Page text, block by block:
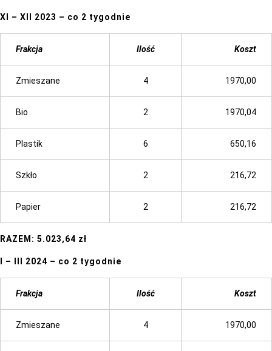
XI – XII 2023 – co 2 tygodnie
Frakcja Ilość Koszt
Zmieszane 4 1970,00
Bio 2 1970,04
Plastik 6 650,16
Szkło 2 216,72
Papier 2 216,72
RAZEM: 5.023,64 zł
I – III 2024 – co 2 tygodnie
Frakcja Ilość Koszt
Zmieszane 4 1970,00